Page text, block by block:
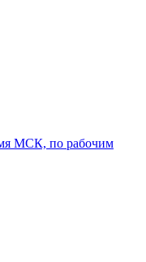
МСК, по рабочим